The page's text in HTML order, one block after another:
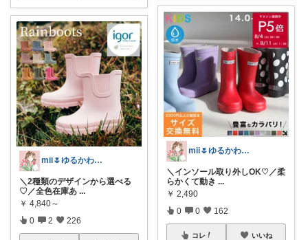
mii🌷ゆるかわアイテム探し🔍🫧
＼2種類のデザインから選べる
♡／全色在庫あ ...
￥ 4,840～
0 2 226
mii🌷ゆるかわアイテム探し🔍🫧
＼インソール取り外しOK♡／柔
らかくて動き ...
￥ 2,490
0 0 162
コレ いいね